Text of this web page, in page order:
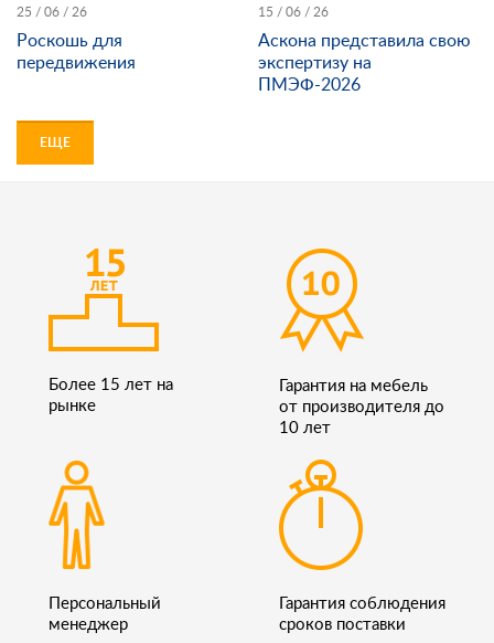
25 / 06 / 26
Роскошь для
передвижения
15 / 06 / 26
Аскона представила свою
экспертизу на
ПМЭФ-2026
ЕЩЕ
Более 15 лет на
рынке
Гарантия на мебель
от производителя до
10 лет
Персональный
менеджер
Гарантия соблюдения
сроков поставки